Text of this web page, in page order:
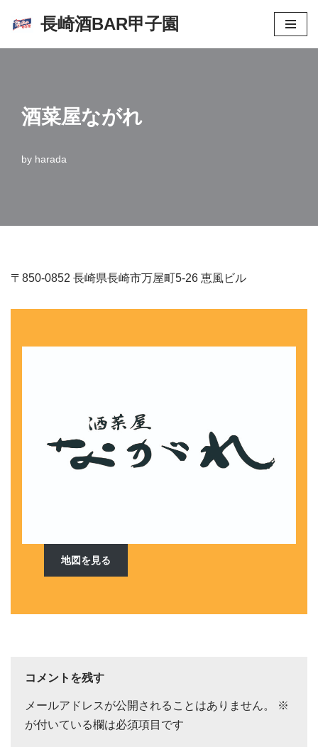
ツ
長崎酒BAR甲子園
酒菜屋ながれ
by harada
〒850-0852 長崎県長崎市万屋町5-26 恵風ビル
地図を見る
コメントを残す
メールアドレスが公開されることはありません。
※
が付いている欄は必須項目です